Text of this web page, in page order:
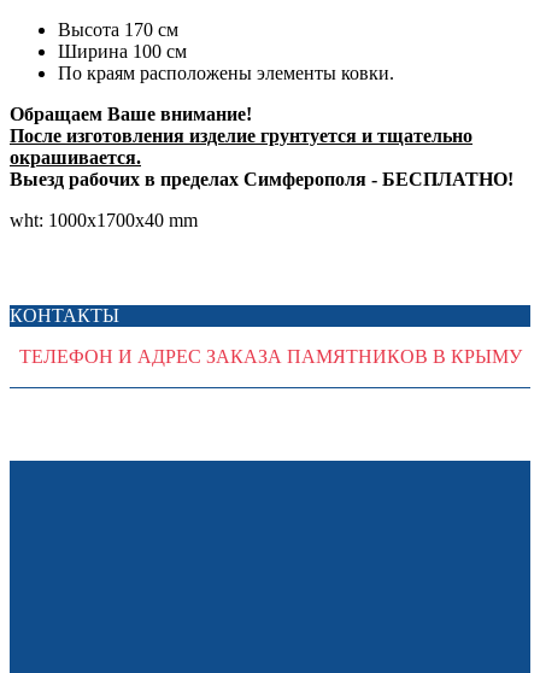
Высота 170 см
Ширина 100 см
По краям расположены элементы ковки.
Обращаем Ваше внимание!
После изготовления изделие грунтуется и тщательно
окрашивается.
Выезд рабочих в пределах Симферополя - БЕСПЛАТНО!
wht: 1000x1700x40 mm
КОНТАКТЫ
ТЕЛЕФОН И АДРЕС ЗАКАЗА ПАМЯТНИКОВ В КРЫМУ